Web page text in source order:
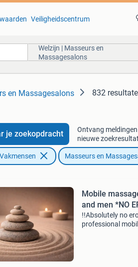
Veiligheidscentrum
Welzijn | Masseurs en
Massagesalons
en Massagesalons 832
je zoekopdracht
Ontvang
nieuwe
Masseurs en
Mobile
and men *NO
!!Absolutely no
professional